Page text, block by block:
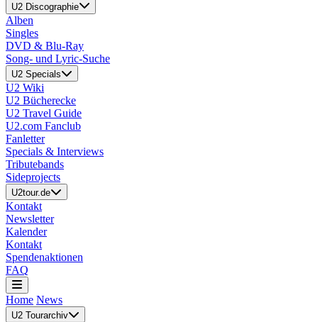
U2 Discographie
Alben
Singles
DVD & Blu-Ray
Song- und Lyric-Suche
U2 Specials
U2 Wiki
U2 Bücherecke
U2 Travel Guide
U2.com Fanclub
Fanletter
Specials & Interviews
Tributebands
Sideprojects
U2tour.de
Kontakt
Newsletter
Kalender
Kontakt
Spendenaktionen
FAQ
Home News
U2 Tourarchiv